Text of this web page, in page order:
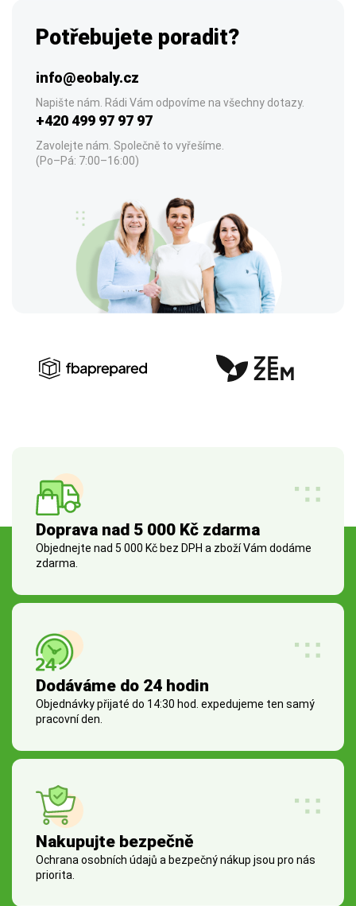
Potřebujete poradit?
info@eobaly.cz
Napište nám. Rádi Vám odpovíme na všechny dotazy.
+420 499 97 97 97
Zavolejte nám. Společně to vyřešíme.
(Po–Pá: 7:00–16:00)
Doprava nad 5 000 Kč zdarma
Objednejte nad 5 000 Kč bez DPH a zboží Vám dodáme
zdarma.
Dodáváme do 24 hodin
Objednávky přijaté do 14:30 hod. expedujeme ten samý
pracovní den.
Nakupujte bezpečně
Ochrana osobních údajů a bezpečný nákup jsou pro nás
priorita.